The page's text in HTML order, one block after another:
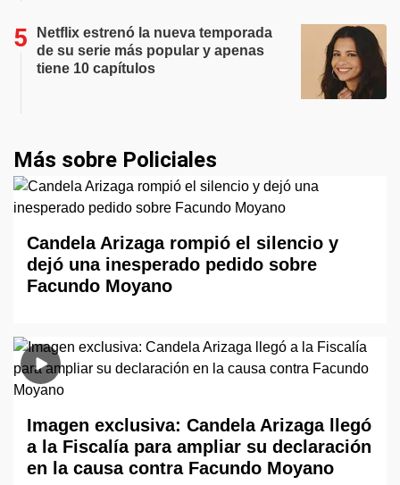
Netflix estrenó la nueva temporada
de su serie más popular y apenas
tiene 10 capítulos
Más sobre Policiales
Candela Arizaga rompió el silencio y
dejó una inesperado pedido sobre
Facundo Moyano
Imagen exclusiva: Candela Arizaga llegó
a la Fiscalía para ampliar su declaración
en la causa contra Facundo Moyano